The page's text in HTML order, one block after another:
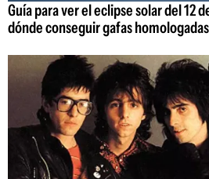
Guía para ver el eclipse solar del 12
dónde conseguir gafas